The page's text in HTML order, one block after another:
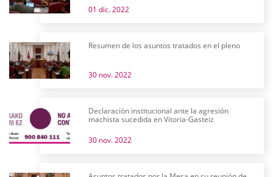
01 dic. 2022
Resumen de los asuntos tratados en el pleno
30 nov. 2022
Declaración institucional ante la agresión
machista sucedida en Vitoria-Gasteiz
30 nov. 2022